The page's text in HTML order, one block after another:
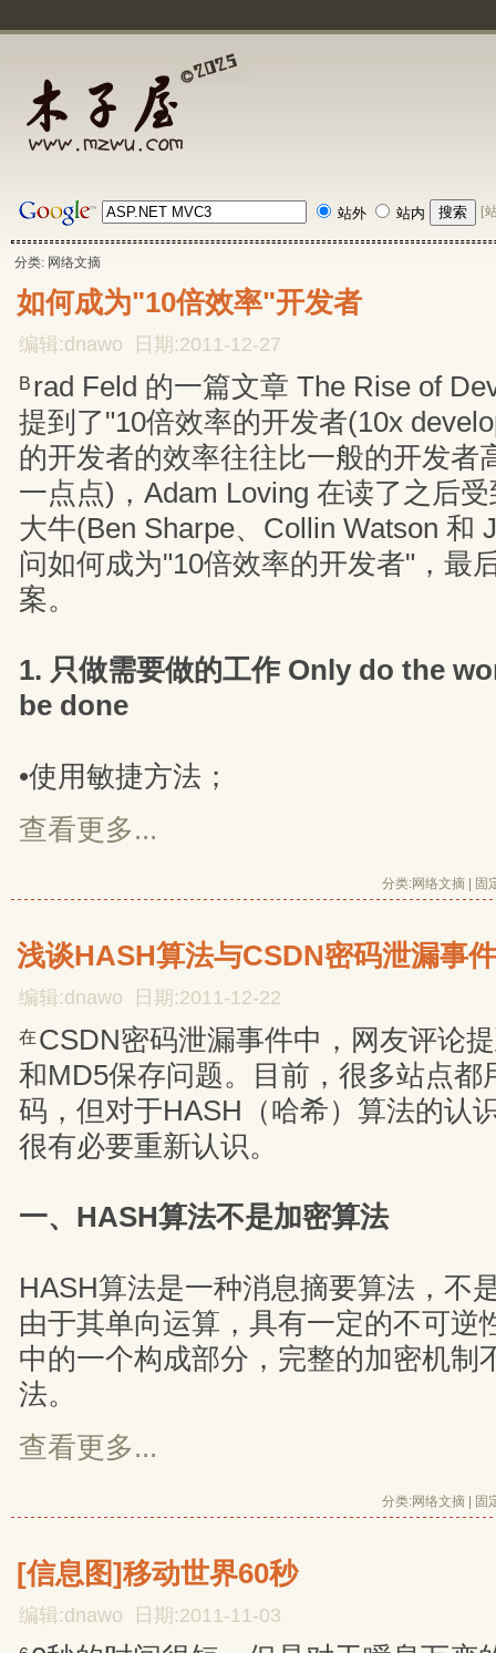
站外 站内 [
分类: 网络文摘
如何成为"10倍效率"开发者
编辑:dnawo 日期:2011-12-27
B rad Feld 的一篇文章 The Rise of
提到了"10倍效率的开发者(10x
的开发者的效率往往比一般的开发者
一点点)，Adam Loving 在读了之后
大牛(Ben Sharpe、Collin Watson 和
问如何成为"10倍效率的开发者"，最
案。
1. 只做需要做的工作 Only do the
be done
•使用敏捷方法；
查看更多...
分类:网络文摘 固
浅谈HASH算法与CSDN密码泄漏事件
编辑:dnawo 日期:2011-12-22
在 CSDN密码泄漏事件中，网友评论
和MD5保存问题。目前，很多站点都
码，但对于HASH（哈希）算法的认
很有必要重新认识。
一、HASH算法不是加密算法
HASH算法是一种消息摘要算法，不
由于其单向运算，具有一定的不可逆
中的一个构成部分，完整的加密机制
法。
查看更多...
分类:网络文摘 固
[信息图]移动世界60秒
编辑:dnawo 日期:2011-11-03